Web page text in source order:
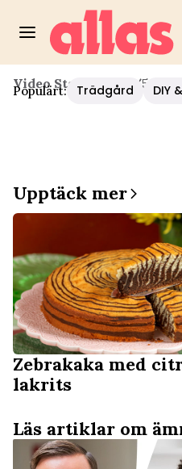
Populärt: Trädgård DIY
Video Start / Hälsa /5
Upptäck mer
Zebrakaka med
lakrits
Läs artiklar om